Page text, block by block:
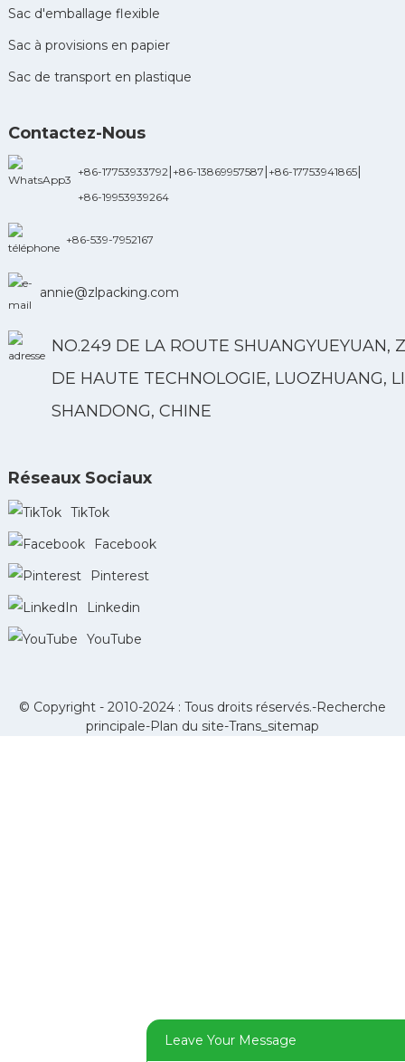
Sac d'emballage flexible
Sac à provisions en papier
Sac de transport en plastique
Contactez-Nous
+86-17753933792| +86-13869957587 +86-17753941865|
+86-19953939264
+86-539-7952167
annie@zlpacking.com
NO.249 DE LA ROUTE SHUANGYUEYUAN,
DE HAUTE TECHNOLOGIE, LUOZHUANG,
SHANDONG, CHINE
Réseaux Sociaux
TikTok
Facebook
Pinterest
Linkedin
YouTube
© Copyright - 2010-2024 : Tous droits réservés.-Recherche
principale-Plan du site-Trans_sitemap
Leave Your Message